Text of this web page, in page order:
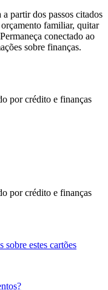
partir dos passos citados
familiar, quitar
conectado ao
sobre finanças.
por crédito e finanças
por crédito e finanças
estes cartões